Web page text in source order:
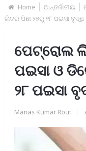
Home ଆନ୍ତର୍ଜାତୀୟ
ଲିଟର ପିଛା ୨୭ରୁ ୨୮ ପଇସା ବୃଦ୍ଧି
ପେଟ୍ରୋଲ
ପଇସା ଓ
୨୮ ପଇସା
Manas Kumar Rout